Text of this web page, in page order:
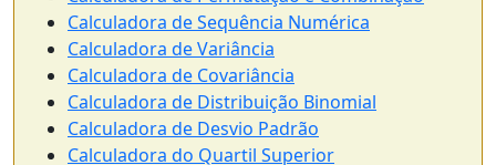
Calculadora de Sequência Numérica
Calculadora de Variância
Calculadora de Covariância
Calculadora de Distribuição Binomial
Calculadora de Desvio Padrão
Calculadora do Quartil Superior